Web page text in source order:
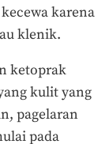
karena
klenik.
ketoprak
kulit yang
pagelaran
pada